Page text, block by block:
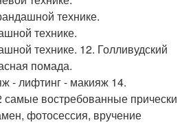
технике.
технике.
технике. 12. Голливудский
помада.
- лифтинг - макияж 14.
востребованные прически
фотосессия, вручение